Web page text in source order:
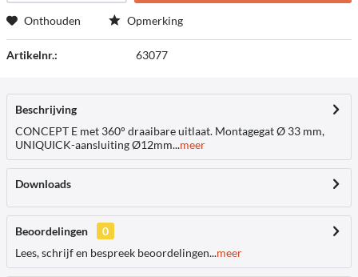
Onthouden Opmerking
Artikelnr.: 63077
Beschrijving
CONCEPT E met 360° draaibare uitlaat. Montagegat Ø 33 mm,
UNIQUICK-aansluiting Ø12mm...meer
Downloads
Beoordelingen
0
Lees, schrijf en bespreek beoordelingen...meer